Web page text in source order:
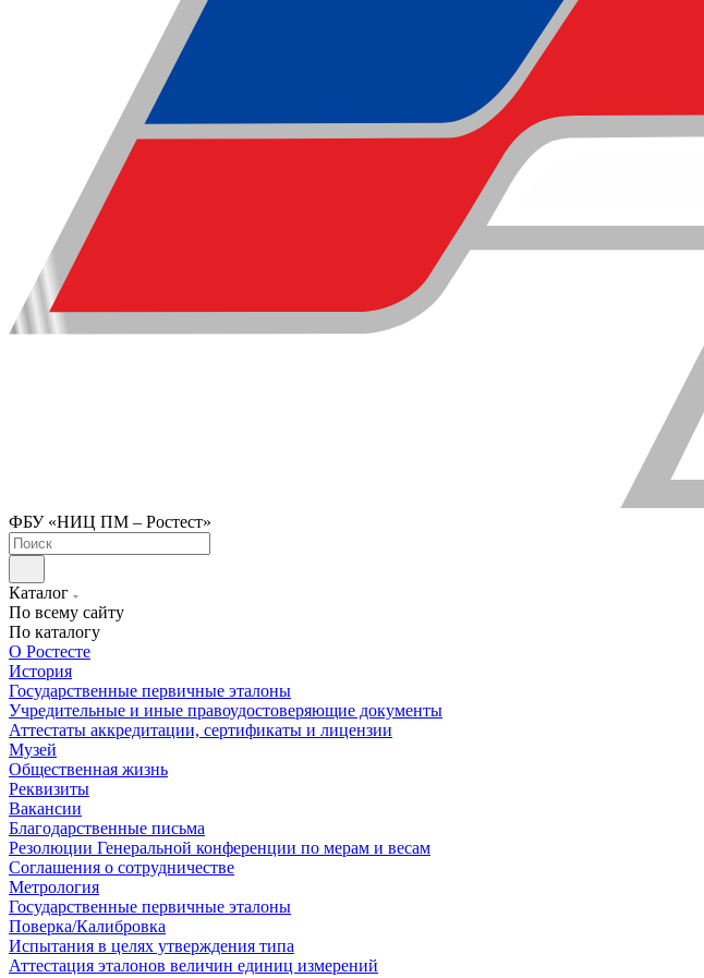
ФБУ «НИЦ ПМ – Ростест»
Каталог
По всему сайту
По каталогу
О Ростесте
История
Государственные первичные эталоны
Учредительные и иные правоудостоверяющие документы
Аттестаты аккредитации, сертификаты и лицензии
Музей
Общественная жизнь
Реквизиты
Вакансии
Благодарственные письма
Резолюции Генеральной конференции по мерам и весам
Соглашения о сотрудничестве
Метрология
Государственные первичные эталоны
Поверка/Калибровка
Испытания в целях утверждения типа
Аттестация эталонов величин единиц измерений